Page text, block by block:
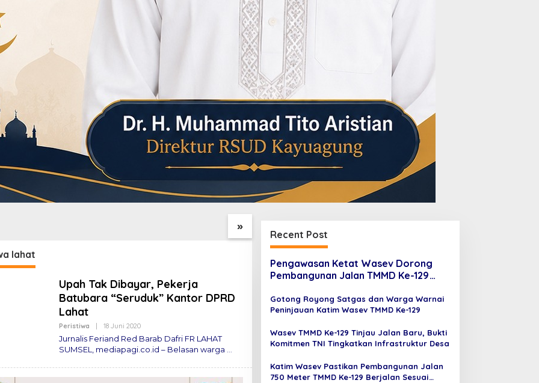
»
Ke-129 Tinjau
Bukti Komitmen
Katim Wasev Pastikan
Pembangunan Jalan 750
TMMD Ke – 129 Hadirkan
Hunian Layak bagi Warga
Dorong Pembangunan
lahat
Upah Tak Dibayar, Pekerja
Batubara “Seruduk” Kantor DPRD
Lahat
Peristiwa 18 Juni 2020O
L
E
H
E
D
Jurnalis Feriand Red Barab Dafri FR LAHAT
SUMSEL, mediapagi.co.id – Belasan warga
Recent Post
Pengawasan Ketat Wasev Dorong
Pembangunan Jalan TMMD Ke-129
Gotong Royong Satgas dan Warga Warnai
Peninjauan Katim Wasev TMMD Ke-129
Wasev TMMD Ke-129 Tinjau Jalan Baru, Bukti
Komitmen TNI Tingkatkan Infrastruktur Desa
Katim Wasev Pastikan Pembangunan Jalan
750 Meter TMMD Ke-129 Berjalan Sesuai